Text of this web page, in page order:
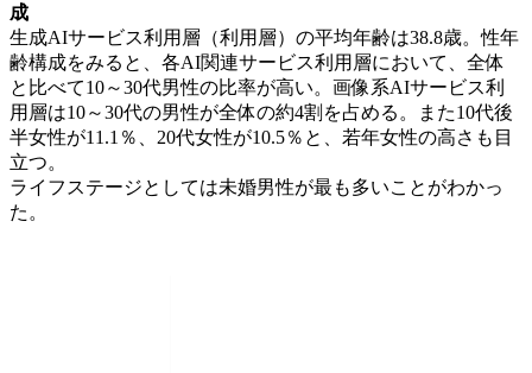
成
生成AIサービス利用層（利用層）の平均年齢は38.8歳。性年
齢構成をみると、各AI関連サービス利用層において、全体
と比べて10～30代男性の比率が高い。画像系AIサービス利
用層は10～30代の男性が全体の約4割を占める。また10代後
半女性が11.1％、20代女性が10.5％と、若年女性の高さも目
立つ。
ライフステージとしては未婚男性が最も多いことがわかっ
た。